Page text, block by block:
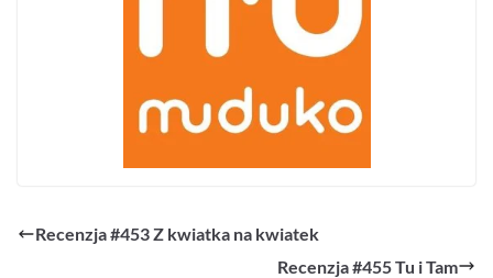
Recenzja #453 Z kwiatka na kwiatek
Recenzja #455 Tu i Tam